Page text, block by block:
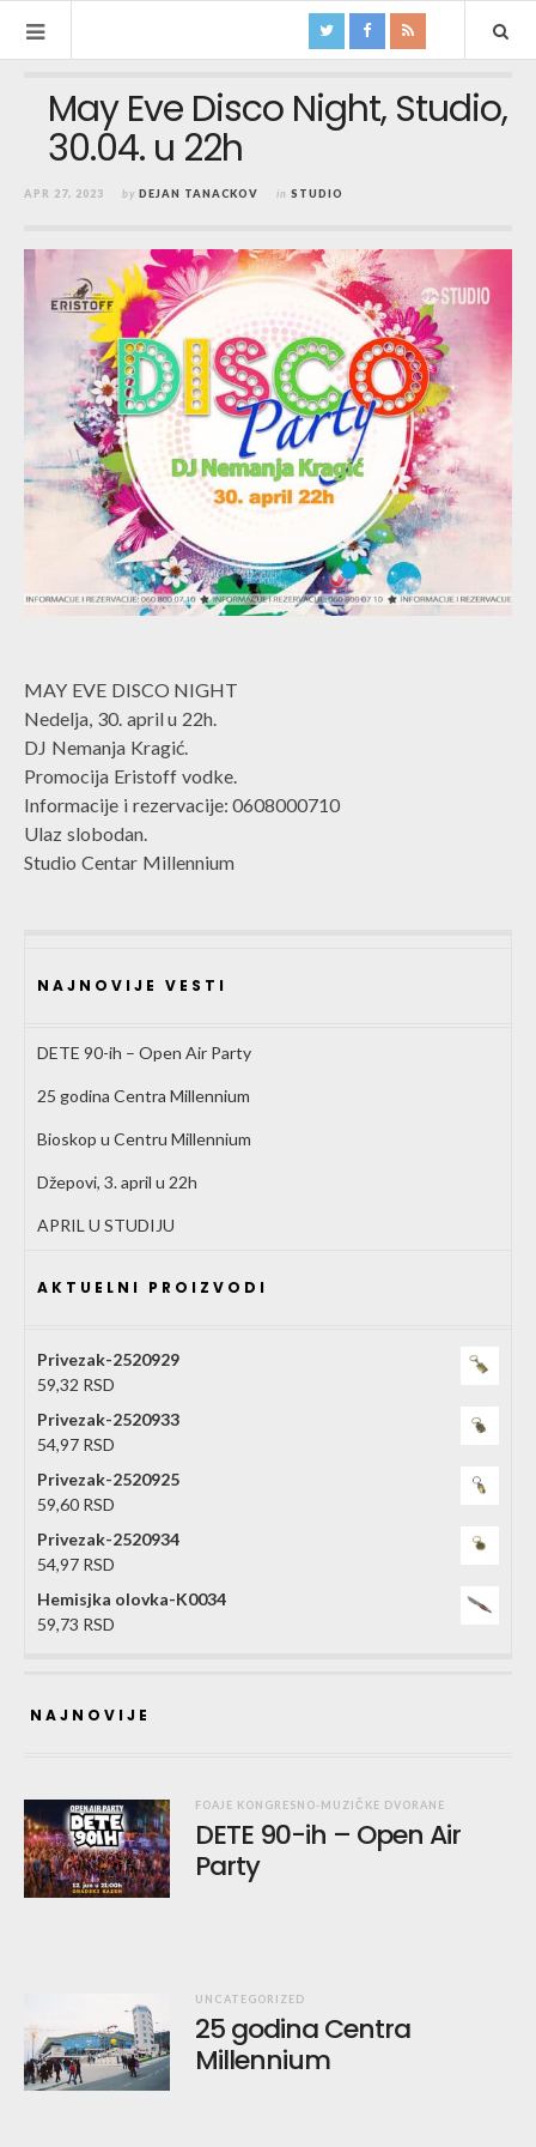
May Eve Disco Night, Studio,
30.04. u 22h
APR 27, 2023 by DEJAN TANACKOV in STUDIO
MAY EVE DISCO NIGHT
Nedelja, 30. april u 22h.
DJ Nemanja Kragić.
Promocija Eristoff vodke.
Informacije i rezervacije: 0608000710
Ulaz slobodan.
Studio Centar Millennium
NAJNOVIJE VESTI
DETE 90-ih – Open Air Party
25 godina Centra Millennium
Bioskop u Centru Millennium
Džepovi, 3. april u 22h
APRIL U STUDIJU
AKTUELNI PROIZVODI
Privezak-2520929
59,32 RSD
Privezak-2520933
54,97 RSD
Privezak-2520925
59,60 RSD
Privezak-2520934
54,97 RSD
Hemisjka olovka-K0034
59,73 RSD
NAJNOVIJE
FOAJE KONGRESNO-MUZIČKE DVORANE
DETE 90-ih – Open Air
Party
UNCATEGORIZED
25 godina Centra
Millennium